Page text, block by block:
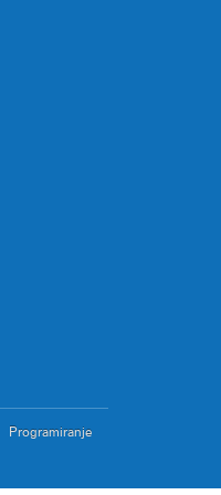
Programiranje